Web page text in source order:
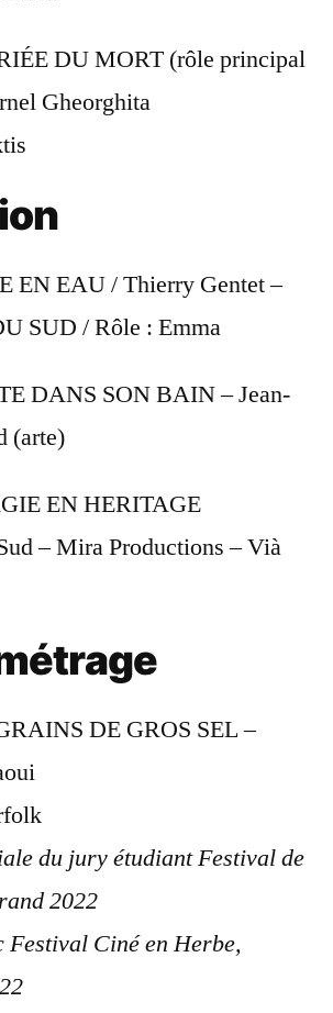
DU MORT (rôle principal
Gheorghita
EN EAU / Thierry Gentet –
SUD / Rôle : Emma
DANS SON BAIN – Jean-
(arte)
EN HERITAGE
– Mira Productions – Vià
DE GROS SEL –
du jury étudiant Festival de
2022
Ciné en Herbe,